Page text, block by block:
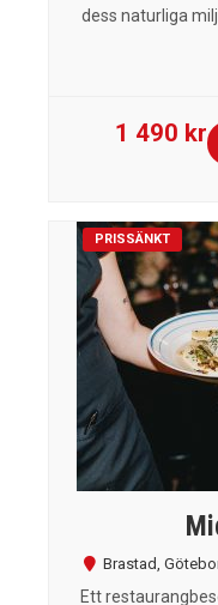
dess naturliga
1 490 kr
PRISSÄNKT
Brastad,
Ett